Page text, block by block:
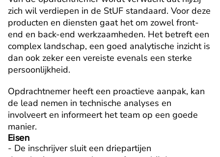
zich wil verdiepen in de StUF standaard. Voor deze
producten en diensten gaat het om zowel front-
end en back-end werkzaamheden. Het betreft een
complex landschap, een goed analytische inzicht is
dan ook zeker een vereiste evenals een sterke
persoonlijkheid.
Opdrachtnemer heeft een proactieve aanpak, kan
de lead nemen in technische analyses en
involveert en informeert het team op een goede
manier.
Eisen
- De inschrijver sluit een driepartijen